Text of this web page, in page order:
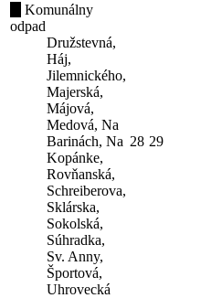
Komunálny
odpad
Družstevná,
Háj,
Jilemnického,
Majerská,
Májová,
Medová, Na
Barinách, Na
Kopánke,
Rovňanská,
Schreiberova,
Sklárska,
Sokolská,
Súhradka,
Sv. Anny,
Športová,
Uhrovecká
28 29